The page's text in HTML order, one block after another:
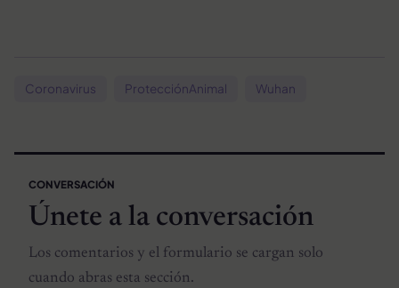
Coronavirus ProtecciónAnimal Wuhan
CONVERSACIÓN
Únete a la conversación
Los comentarios y el formulario se cargan solo
cuando abras esta sección.